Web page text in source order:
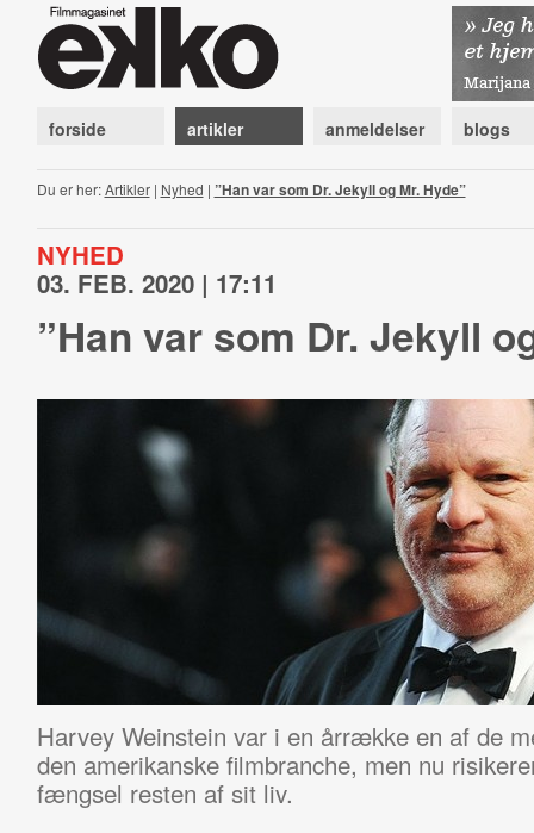
forside artikler anmeldelser blogs
Du er her:Artikler| Nyhed | ”Han var som Dr. Jekyll og Mr. Hyde”
NYHED
03. FEB. 2020 | 17:11
”Han var som Dr. Jekyll
Harvey Weinstein var i en årrække en af de
den amerikanske filmbranche, men nu
fængsel resten af sit liv.